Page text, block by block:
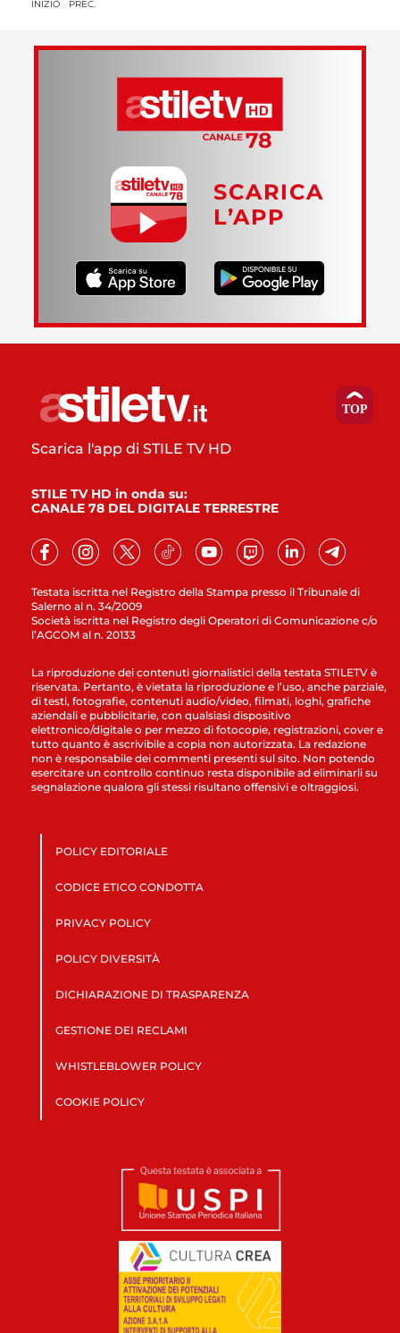
INIZIO PREC.
SCARICA
L’APP
Testata iscritta nel Registro della Stampa presso il Tribunale di
Salerno al n. 34/2009
Società iscritta nel Registro degli Operatori di Comunicazione c/o
l’AGCOM al n. 20133
Scarica l'app di STILE TV HD
STILE TV HD in onda su:
CANALE 78 DEL DIGITALE TERRESTRE
La riproduzione dei contenuti giornalistici della testata STILETV è
riservata. Pertanto, è vietata la riproduzione e l’uso, anche parziale,
di testi, fotografie, contenuti audio/video, filmati, loghi, grafiche
aziendali e pubblicitarie, con qualsiasi dispositivo
elettronico/digitale o per mezzo di fotocopie, registrazioni, cover e
tutto quanto è ascrivibile a copia non autorizzata. La redazione
non è responsabile dei commenti presenti sul sito. Non potendo
esercitare un controllo continuo resta disponibile ad eliminarli su
segnalazione qualora gli stessi risultano offensivi e oltraggiosi.
POLICY EDITORIALE
CODICE ETICO CONDOTTA
PRIVACY POLICY
POLICY DIVERSITÀ
DICHIARAZIONE DI TRASPARENZA
GESTIONE DEI RECLAMI
WHISTLEBLOWER POLICY
COOKIE POLICY